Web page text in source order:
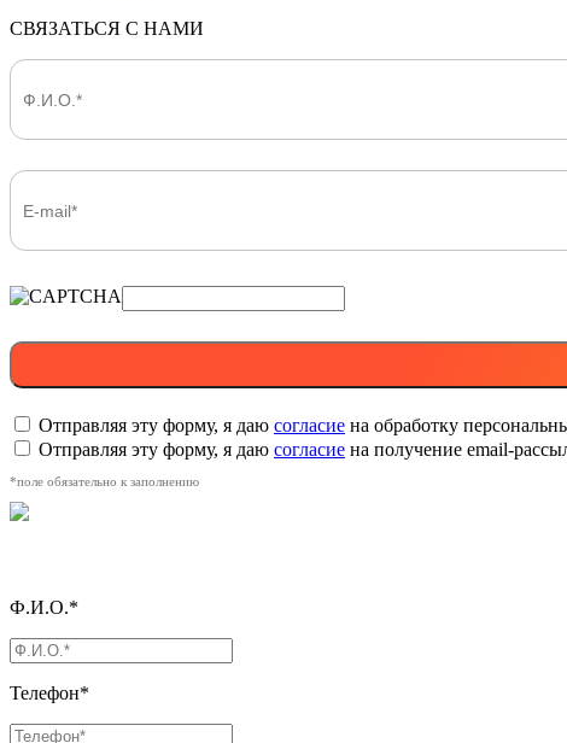
СВЯЗАТЬСЯ С НАМИ
Отправляя эту форму, я даю согласие на обработку
Отправляя эту форму, я даю согласие на получение email-
*поле обязательно к заполнению
Ф.И.О.*
Телефон*